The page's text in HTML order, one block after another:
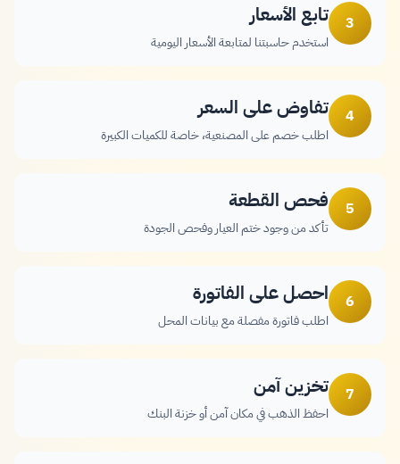
3 تابع الأسعار
استخدم حاسبتنا لمتابعة الأسعار اليومية
4 تفاوض على السعر
اطلب خصم على المصنعية، خاصة للكميات الكبيرة
5 فحص القطعة
تأكد من وجود ختم العيار وفحص الجودة
6 احصل على الفاتورة
اطلب فاتورة مفصلة مع بيانات المحل
7 تخزين آمن
احفظ الذهب في مكان آمن أو خزنة البنك